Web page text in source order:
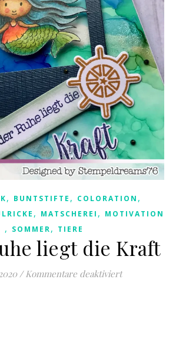
, BUNTSTIFTE , COLORATION ,
, MATSCHEREI , MOTIVATION
, SOMMER, TIERE
liegt die Kraft
/ Kommentare deaktiviertfür In der